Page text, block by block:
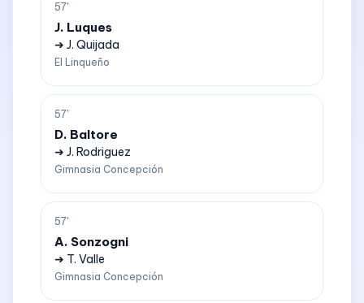
57'
J. Luques
➜ J. Quijada
El Linqueño
57'
D. Baltore
➜ J. Rodriguez
Gimnasia Concepción
57'
A. Sonzogni
➜ T. Valle
Gimnasia Concepción